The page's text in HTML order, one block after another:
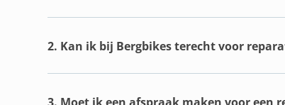
2. Kan ik bij Bergbikes terecht voor